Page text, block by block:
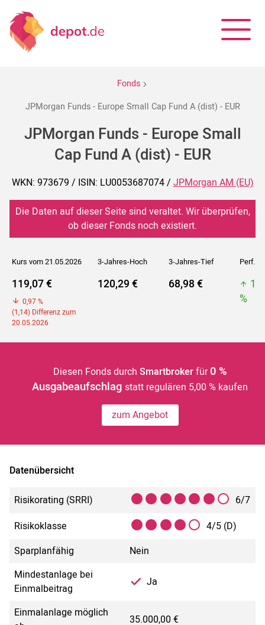
Fonds
JPMorgan Funds - Europe Small Cap Fund A (dist) - EUR
JPMorgan Funds - Europe Small
Cap Fund A (dist) - EUR
WKN: 973679 / ISIN: LU0053687074 /JPMorgan AM (EU)
Die Daten auf dieser Seite sind veraltet. Wir überprüfen,
ob dieser Fonds noch existiert.
Kurs vom 21.05.2026 3-Jahres-Hoch 3-Jahres-Tief Perf. 5J
119,07 €
0,97 %
(1,14) Differenz zum
20.05.2026
120,29 € 68,98 €
%
Diesen Fonds durch Smartbrokerfür 0 %
Ausgabeaufschlagstatt regulären 5,00 % kaufen
zum Angebot
Datenübersicht
Risikorating (SRRI)
6/7
Risikoklasse
4/5 (D)
Sparplanfähig
Nein
Mindestanlage bei
Einmalbeitrag
Ja
Einmalanlage möglich
35.000,00 €